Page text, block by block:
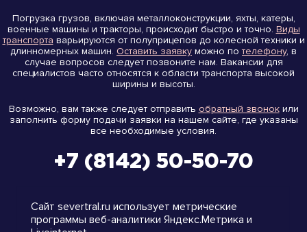
Погрузка грузов, включая металлоконструкции, яхты, катеры,
военные машины и тракторы, происходит быстро и точно. Виды
транспорта варьируются от полуприцепов до колесной техники и
длинномерных машин. Оставить заявку можно по телефону, в
случае вопросов следует позвоните нам. Вакансии для
специалистов часто относятся к области транспорта высокой
ширины и высоты.
Возможно, вам также следует отправить обратный звонокили
заполнить форму подачи заявки на нашем сайте, где указаны
все необходимые условия.
+7 (8142) 50-50-70
на карте
Сайт severtral.ru использует метрические
программы веб-аналитики Яндекс.Метрика и